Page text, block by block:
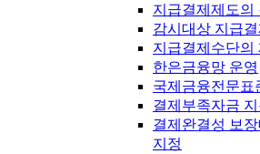
지급결제제도의
감시대상 지급
지급결제수단의
한은금융망 운영
국제금융전문표
결제부족자금 지
결제완결성 보
지정